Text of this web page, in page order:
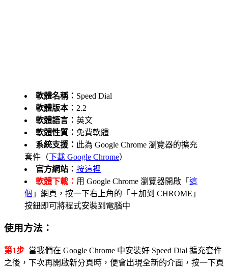
軟體名稱： Speed Dial
軟體版本： 2.2
軟體語言： 英文
軟體性質： 免費軟體
系統支援： 此為 Google Chrome 瀏覽器的擴充
套件（下載 Google Chrome）
官方網站： 按這裡
軟體下載： 用 Google Chrome 瀏覽器開啟「 這
個 」網頁，按一下右上角的「＋加到 CHROME」
按鈕即可將程式安裝到電腦中
使用方法：
第1步 當我們在 Google Chrome 中安裝好 Speed Dial 擴充套件
之後，下次再開啟新分頁時，便會出現全新的介面，按一下頁